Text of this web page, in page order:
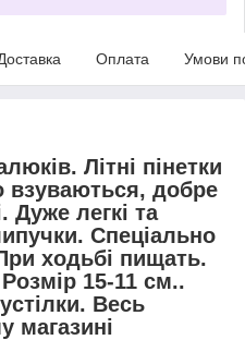
Оплата Умови
Літні пінетки
взуваються, добре
Дуже легкі та
Спеціально
ходьбі пищать.
15-11 см..
Весь
магазині